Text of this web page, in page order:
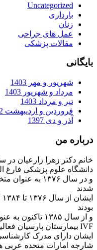
Uncategorized
بارداری
زنان
عمل های جراحی
مقالات پزشکی
بایگانی
شهریور و مهر 1403
مرداد و شهریور 1403
تیر و مرداد 1403
فروردین و اردیبهشت 1402
آذر و دی 1397
درباره من
دانشگاه علوم پزشکی فارغ
و در سال ۱۳۷۶
شدند
بودند
و از سال ۱۳۸۵
IVF بیمارستان پارسیان فعالیت دارند.
ایشان دارای مدرک
شارجه امارات متحده عربی